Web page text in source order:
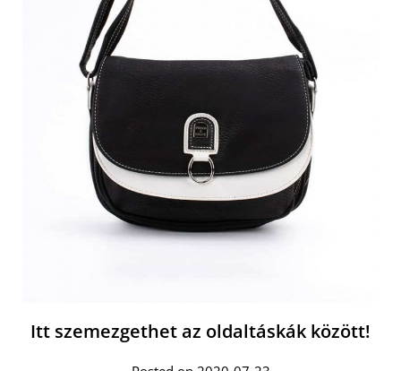
Itt szemezgethet az oldaltáskák között!